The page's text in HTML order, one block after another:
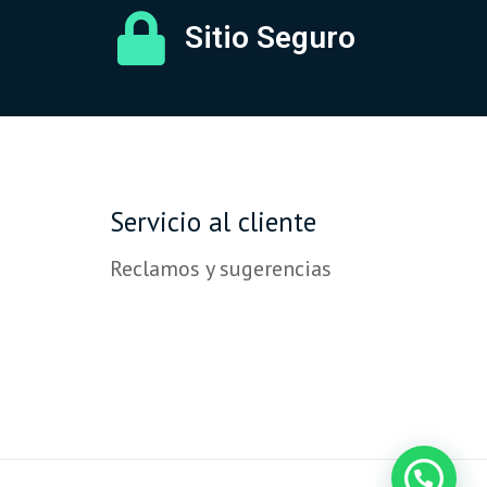
Sitio Seguro
Servicio al cliente
Reclamos y sugerencias